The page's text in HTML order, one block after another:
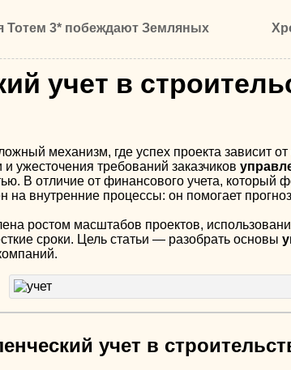
Тотем 3* побеждают Земляных
учет в
механизм, где успех проекта зависит
ужесточения требований заказчиков
В отличие от финансового учета, который
на внутренние процессы: он помогает
ростом масштабов проектов,
сроки. Цель статьи — разобрать основы
учет в